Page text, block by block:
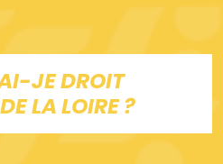
JE DROIT
LA LOIRE ?